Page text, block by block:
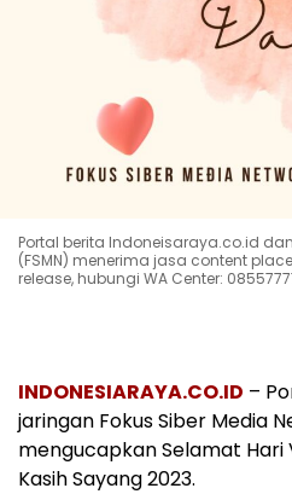
Portal berita Indoneisaraya.co.id
(FSMN) menerima jasa content
release, hubungi WA Center:
INDONESIARAYA.CO.ID –
jaringan Fokus Siber Media
mengucapkan Selamat Hari
Kasih Sayang 2023.